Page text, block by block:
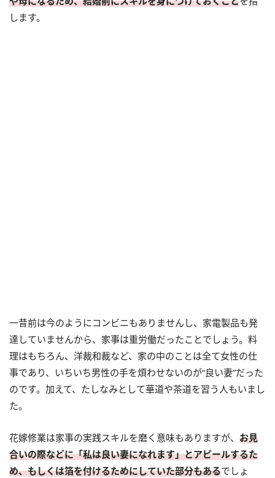
します。
一昔前は今のようにコンビニもありませんし、家電製品も発
達していませんから、家事は重労働だったことでしょう。料
理はもちろん、洋裁和裁など、家の中のことは全て女性の仕
事であり、いちいち男性の手を煩わせないのが“良い妻”だった
のです。加えて、たしなみとして華道や茶道を習う人もいまし
た。
花嫁修業は家事の実践スキルを磨く意味もありますが、 お見
合いの際などに「私は良い妻になれます」とアピールするた
め、もしくは箔を付けるためにしていた部分もあるでしょ